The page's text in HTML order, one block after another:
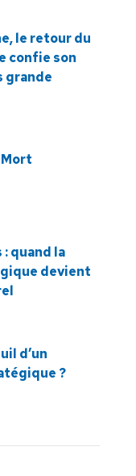
le retour du
confie son
grande
: quand la
devient
d’un
?